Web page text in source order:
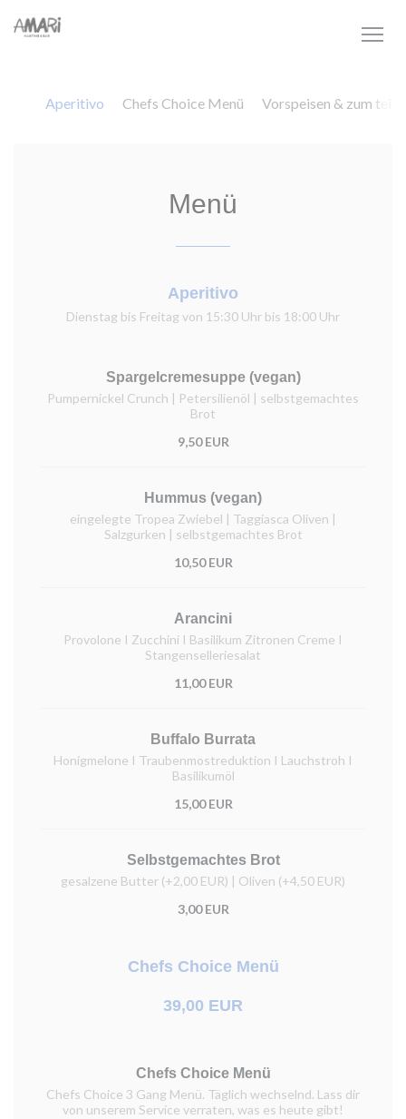
Aperitivo Chefs Choice Menü Vorspeisen & zum
Menü
Aperitivo
Dienstag bis Freitag von 15:30 Uhr bis 18:00 Uhr
Spargelcremesuppe (vegan)
Pumpernickel Crunch | Petersilienöl | selbstgemachtes
Brot
9,50 EUR
Hummus (vegan)
eingelegte Tropea Zwiebel | Taggiasca Oliven |
Salzgurken | selbstgemachtes Brot
10,50 EUR
Arancini
Provolone I Zucchini I Basilikum Zitronen Creme I
Stangenselleriesalat
11,00 EUR
Buffalo Burrata
Honigmelone I Traubenmostreduktion I Lauchstroh I
Basilikumöl
15,00 EUR
Selbstgemachtes Brot
gesalzene Butter (+2,00 EUR) | Oliven (+4,50 EUR)
3,00 EUR
Chefs Choice Menü
39,00 EUR
Chefs Choice Menü
Chefs Choice 3 Gang Menü. Täglich wechselnd. Lass dir
von unserem Service verraten, was es heute gibt!